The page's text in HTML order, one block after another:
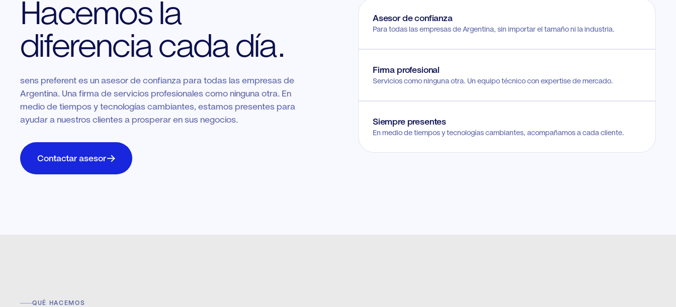
Hacemos la
diferencia cada día.
sens preferent es un asesor de confianza para todas las empresas de
Argentina. Una firma de servicios profesionales como ninguna otra. En
medio de tiempos y tecnologías cambiantes, estamos presentes para
ayudar a nuestros clientes a prosperar en sus negocios.
Contactar asesor
Asesor de confianza
Para todas las empresas de Argentina, sin importar el tamaño ni la industria.
Firma profesional
Servicios como ninguna otra. Un equipo técnico con expertise de mercado.
Siempre presentes
En medio de tiempos y tecnologías cambiantes, acompañamos a cada cliente.
QUÉ HACEMOS